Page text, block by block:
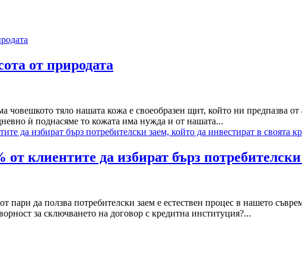
от природата
човешкото тяло нашата кожа е своеобразен щит, който ни предпазва
ѝ поднасяме то кожата има нужда и от нашата...
клиентите да избират бърз
пари да ползва потребителски заем е естествен процес в нашето
за сключването на договор с кредитна институция?...